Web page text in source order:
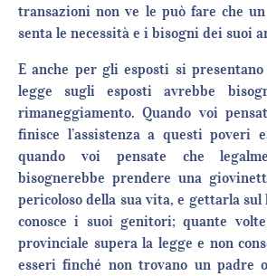
transazioni non ve le può fare che
senta le necessità e i bisogni dei suoi
E anche per gli esposti si
legge sugli esposti avrebbe
rimaneggiamento. Quando voi
finisce l’assistenza a questi poveri
quando voi pensate che
bisognerebbe prendere una
pericoloso della sua vita, e gettarla
conosce i suoi genitori; quante volte
provinciale supera la legge e non
esseri finché non trovano un padre